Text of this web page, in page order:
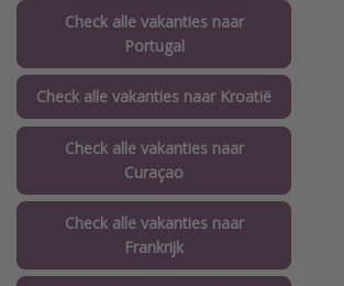
Check alle vakanties naar
Portugal
Check alle vakanties naar Kroatië
Check alle vakanties naar
Curaçao
Check alle vakanties naar
Frankrijk